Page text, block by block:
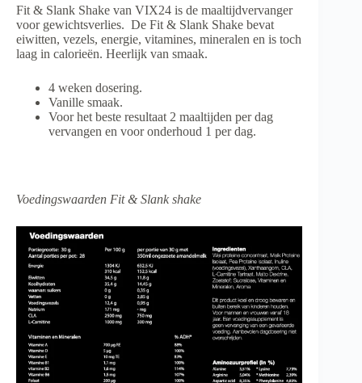
Fit & Slank Shake van VIX24 is de maaltijdvervanger
voor gewichtsverlies. De Fit & Slank Shake bevat
eiwitten, vezels, energie, vitamines, mineralen en is toch
laag in calorieën. Heerlijk van smaak.
4 weken dosering.
Vanille smaak.
Voor het beste resultaat 2 maaltijden per dag
vervangen en voor onderhoud 1 per dag.
Voedingswaarden Fit & Slank shake